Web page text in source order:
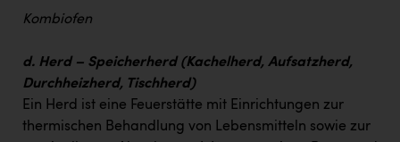
Kombiofen
d. Herd – Speicherherd (Kachelherd, Aufsatzherd,
Durchheizherd, Tischherd)
Ein Herd ist eine Feuerstätte mit Einrichtungen zur
thermischen Behandlung von Lebensmitteln sowie zur